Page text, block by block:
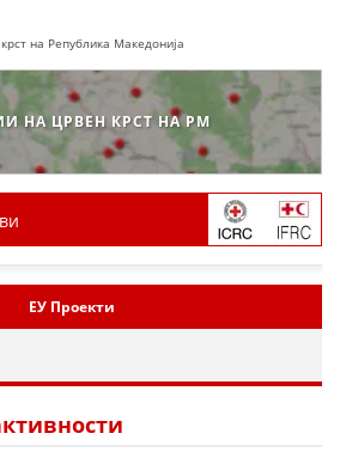
на Република Македонија
НА ЦРВЕН КРСТ НА РМ
ЕУ Проекти